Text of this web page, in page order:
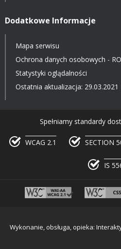
Dodatkowe Informacje
Mapa serwisu
Ochrona danych osobowych -
Statystyki oglądalności
Ostatnia aktualizacja: 29.03.2021
Spełniamy standardy
WCAG 2.1 SECTION
IS
Wykonanie, obsługa, opieka: